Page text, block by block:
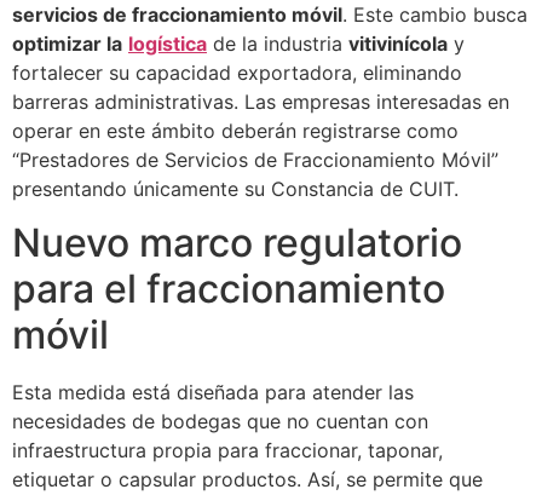
servicios de fraccionamiento móvil. Este cambio busca
optimizar la logística de la industria vitivinícola y
fortalecer su capacidad exportadora, eliminando
barreras administrativas. Las empresas interesadas en
operar en este ámbito deberán registrarse como
“Prestadores de Servicios de Fraccionamiento Móvil”
presentando únicamente su Constancia de CUIT.
Nuevo marco regulatorio
para el fraccionamiento
móvil
Esta medida está diseñada para atender las
necesidades de bodegas que no cuentan con
infraestructura propia para fraccionar, taponar,
etiquetar o capsular productos. Así, se permite que